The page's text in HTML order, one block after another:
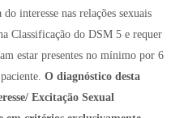
interesse nas relações sexuais
Classificação do DSM 5 e requer
estar presentes no mínimo por 6
O diagnóstico desta
Excitação Sexual